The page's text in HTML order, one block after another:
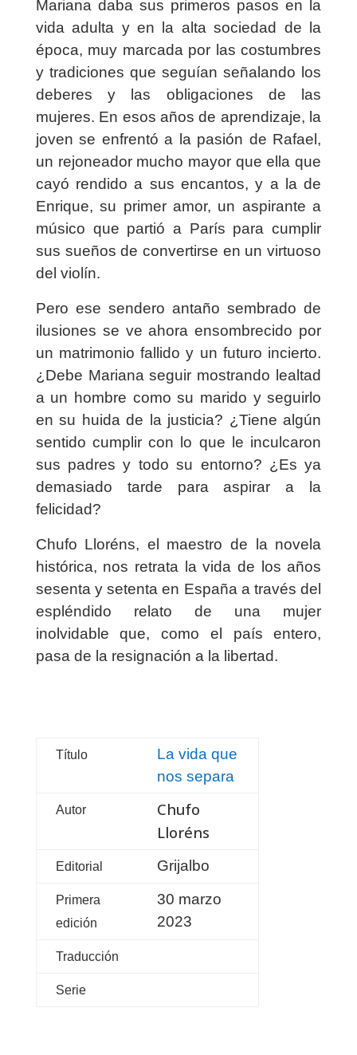
Mariana daba sus primeros pasos en la
vida adulta y en la alta sociedad de la
época, muy marcada por las costumbres
y tradiciones que seguían señalando los
deberes y las obligaciones de las
mujeres. En esos años de aprendizaje, la
joven se enfrentó a la pasión de Rafael,
un rejoneador mucho mayor que ella que
cayó rendido a sus encantos, y a la de
Enrique, su primer amor, un aspirante a
músico que partió a París para cumplir
sus sueños de convertirse en un virtuoso
del violín.
Pero ese sendero antaño sembrado de
ilusiones se ve ahora ensombrecido por
un matrimonio fallido y un futuro incierto.
¿Debe Mariana seguir mostrando lealtad
a un hombre como su marido y seguirlo
en su huida de la justicia? ¿Tiene algún
sentido cumplir con lo que le inculcaron
sus padres y todo su entorno? ¿Es ya
demasiado tarde para aspirar a la
felicidad?
Chufo Lloréns, el maestro de la novela
histórica, nos retrata la vida de los años
sesenta y setenta en España a través del
espléndido relato de una mujer
inolvidable que, como el país entero,
pasa de la resignación a la libertad.
Título
La vida que
nos separa
Autor
Chufo
Lloréns
Editorial Grijalbo
Primera
edición
30 marzo
2023
Traducción
Serie